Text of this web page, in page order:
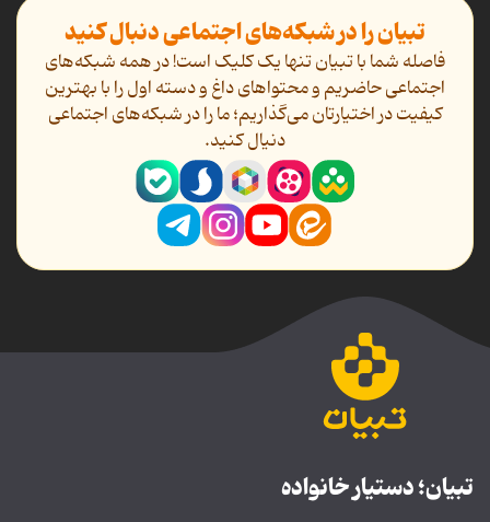
تبیان را در شبکه‌های اجتماعی دنبال کنید
فاصله شما با تبیان تنها یک کلیک است! در همه شبکه‌های
اجتماعی حاضریم و محتواهای داغ و دسته اول را با بهترین
کیفیت در اختیارتان می‌گذاریم؛ ما را در شبکه‌های اجتماعی
دنیال کنید.
تبیان؛ دستیار خانواده